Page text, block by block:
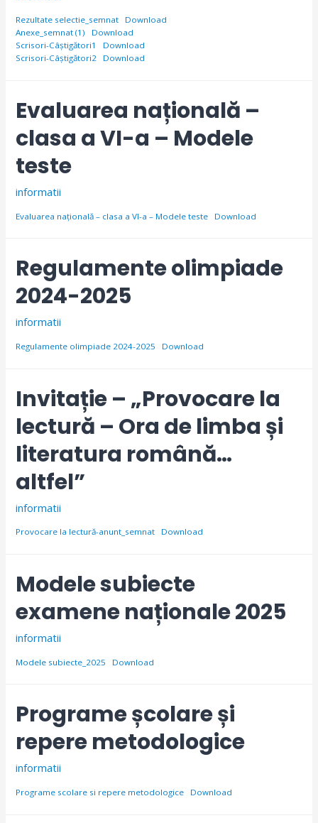
Rezultate selectie_semnat
Download
Anexe_semnat (1)
Download
Scrisori-Câștigători1
Download
Scrisori-Câștigători2
Download
Evaluarea națională –
clasa a VI-a – Modele
teste
informatii
Evaluarea națională – clasa a VI-a – Modele teste Download
Regulamente olimpiade
2024-2025
informatii
Regulamente olimpiade 2024-2025 Download
Invitație – „Provocare la
lectură – Ora de limba și
literatura română…
altfel”
informatii
Provocare la lectură-anunt_semnat Download
Modele subiecte
examene naționale 2025
informatii
Modele subiecte_2025 Download
Programe școlare și
repere metodologice
informatii
Programe scolare si repere metodologice Download